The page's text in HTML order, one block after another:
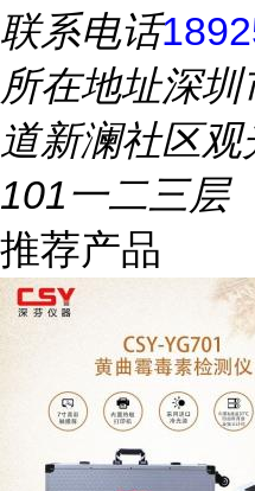
联系电话
所在地址深圳
道新澜社区
101一二三层
推荐产品